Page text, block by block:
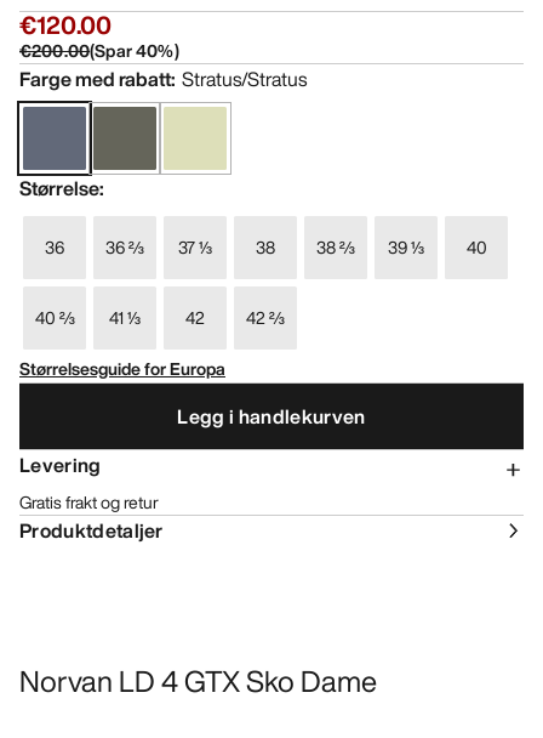
€120.00
€200.00(Spar40%)
Farge med rabatt: Stratus/Stratus
Størrelse:
36 36 ⅔ 37 ⅓ 38 38 ⅔ 39 ⅓ 40
40 ⅔ 41 ⅓ 42
42 ⅔
Størrelsesguide for Europa
Legg i handlekurven
Levering
Gratis frakt og retur
Produktdetaljer
Norvan LD 4 GTX Sko Dame